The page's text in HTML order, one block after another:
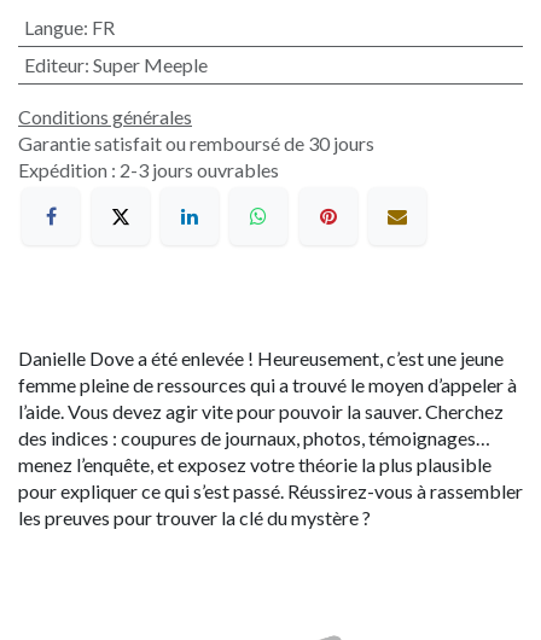
Langue: FR
Editeur: Super Meeple
Conditions générales
Garantie satisfait ou remboursé de 30 jours
Expédition : 2-3 jours ouvrables
Danielle Dove a été enlevée ! Heureusement, c’est une jeune
femme pleine de ressources qui a trouvé le moyen d’appeler à
l’aide. Vous devez agir vite pour pouvoir la sauver. Cherchez
des indices : coupures de journaux, photos, témoignages…
menez l’enquête, et exposez votre théorie la plus plausible
pour expliquer ce qui s’est passé. Réussirez-vous à rassembler
les preuves pour trouver la clé du mystère ?